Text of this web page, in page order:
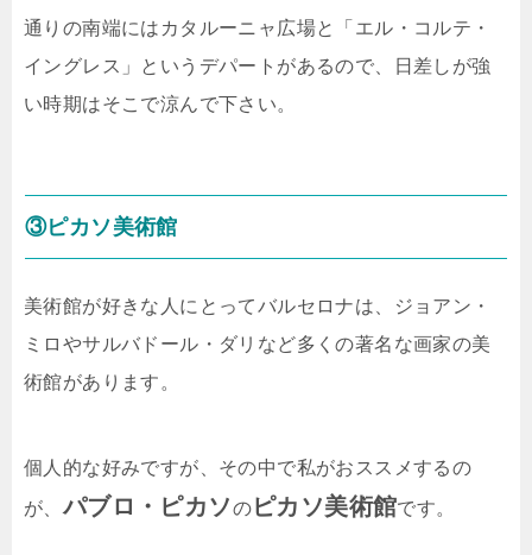
通りの南端にはカタルーニャ広場と「エル・コルテ・
イングレス」というデパートがあるので、日差しが強
い時期はそこで涼んで下さい。
③ピカソ美術館
美術館が好きな人にとってバルセロナは、ジョアン・
ミロやサルバドール・ダリなど多くの著名な画家の美
術館があります。
個人的な好みですが、その中で私がおススメするの
が、パブロ・ピカソのピカソ美術館です。